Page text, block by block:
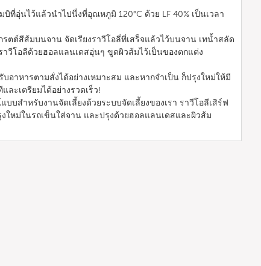
บิที่อุ่นไว้แล้วนำไปนึ่งที่อุณหภูมิ 120°C ด้วย LF 40% เป็นเวลา
ตต์สีส้มบนจาน จัดเรียงราวีโอลี่ที่เสร็จแล้วไว้บนจาน เทน้ำสลัด
าวีโอลีด้วยฮอลแลนเดสอุ่นๆ ขูดผิวส้มไว้เป็นของตกแต่ง
อาหารตามสั่งได้อย่างเหมาะสม และหากจำเป็น ก็ปรุงใหม่ให้มี
ะเตรียมได้อย่างรวดเร็ว!
บสำหรับงานจัดเลี้ยงด้วยระบบจัดเลี้ยงของเรา ราวีโอลีเสิร์ฟ
ใหม่ในรถเข็นใส่จาน และปรุงด้วยฮอลแลนเดสและผิวส้ม